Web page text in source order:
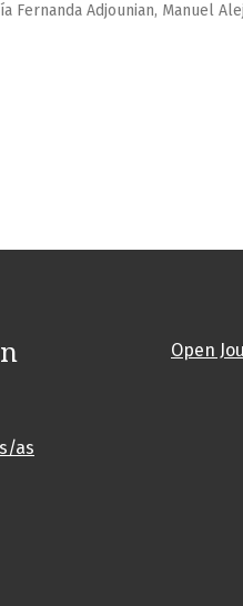
Fernanda Adjounian, Manuel
as
Open